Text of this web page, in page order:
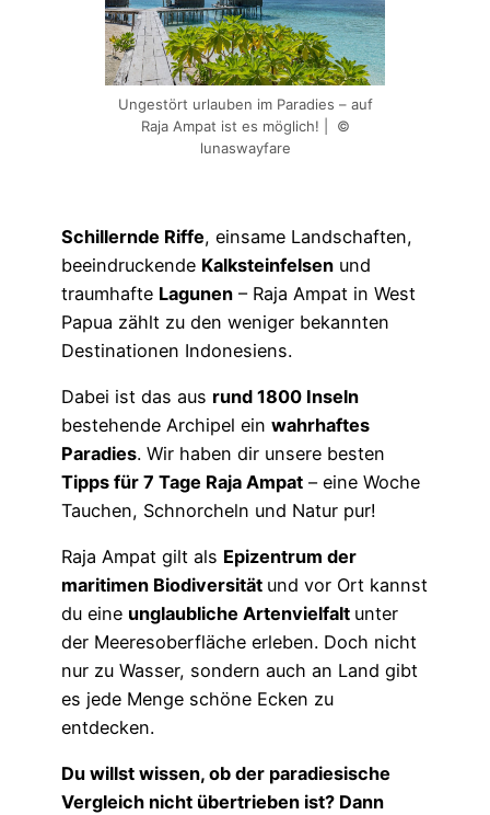
Ungestört urlauben im Paradies – auf
Raja Ampat ist es möglich! | ©
lunaswayfare
Schillernde Riffe, einsame Landschaften,
beeindruckende Kalksteinfelsen und
traumhafte Lagunen – Raja Ampat in West
Papua zählt zu den weniger bekannten
Destinationen Indonesiens.
Dabei ist das aus rund 1800 Inseln
bestehende Archipel ein wahrhaftes
Paradies. Wir haben dir unsere besten
Tipps für 7 Tage Raja Ampat – eine Woche
Tauchen, Schnorcheln und Natur pur!
Raja Ampat gilt als Epizentrum der
maritimen Biodiversität und vor Ort kannst
du eine unglaubliche Artenvielfalt unter
der Meeresoberfläche erleben. Doch nicht
nur zu Wasser, sondern auch an Land gibt
es jede Menge schöne Ecken zu
entdecken.
Du willst wissen, ob der paradiesische
Vergleich nicht übertrieben ist? Dann